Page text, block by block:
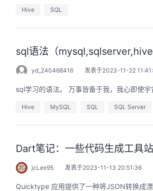
Hive SQL
sql语法（
yd_240468416 发表于2023-11-22
sql学习的语法。 万事皆备于我，我心即使宇
Hive MySQL SQL SQL Server
Dart笔记：一些代码生成工具
jcLee95 发表于2023-11-13 20:51:36
Quicktype 应用提供了一种将JSON转换成